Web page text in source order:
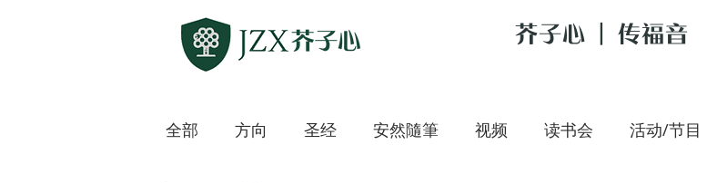
芥子心 | 传福音
全部 方向 圣经 安然隨筆 视频 读书会 活动/节目